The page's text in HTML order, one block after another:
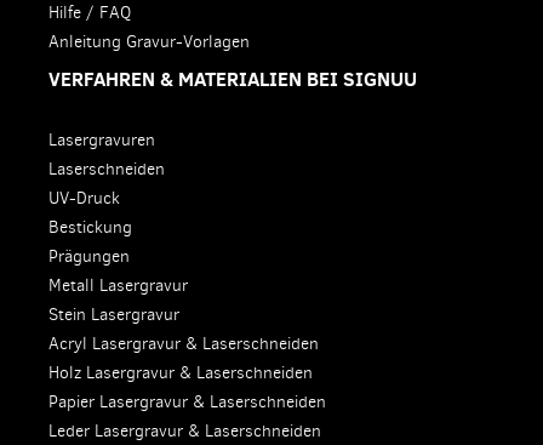
Hilfe / FAQ
Anleitung Gravur-Vorlagen
VERFAHREN & MATERIALIEN BEI SIGNUU
Lasergravuren
Laserschneiden
UV-Druck
Bestickung
Prägungen
Metall Lasergravur
Stein Lasergravur
Acryl Lasergravur & Laserschneiden
Holz Lasergravur & Laserschneiden
Papier Lasergravur & Laserschneiden
Leder Lasergravur & Laserschneiden